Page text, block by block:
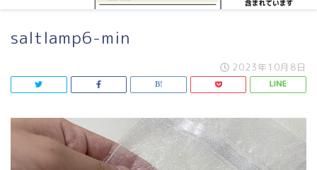
saltlamp6-min
2023年10月8日